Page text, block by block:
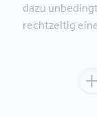
dazu
rechtzeitig